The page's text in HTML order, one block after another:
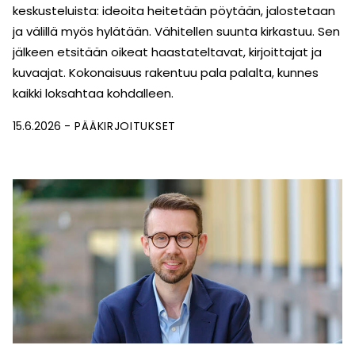
keskusteluista: ideoita heitetään pöytään, jalostetaan
ja välillä myös hylätään. Vähitellen suunta kirkastuu. Sen
jälkeen etsitään oikeat haastateltavat, kirjoittajat ja
kuvaajat. Kokonaisuus rakentuu pala palalta, kunnes
kaikki loksahtaa kohdalleen.
15.6.2026 PÄÄKIRJOITUKSET